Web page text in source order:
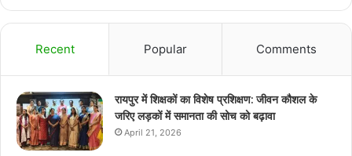
Recent Popular Comments
रायपुर में शिक्षकों का विशेष प्रशिक्षण: जीवन कौशल के
जरिए लड़कों में समानता की सोच को बढ़ावा
April 21, 2026